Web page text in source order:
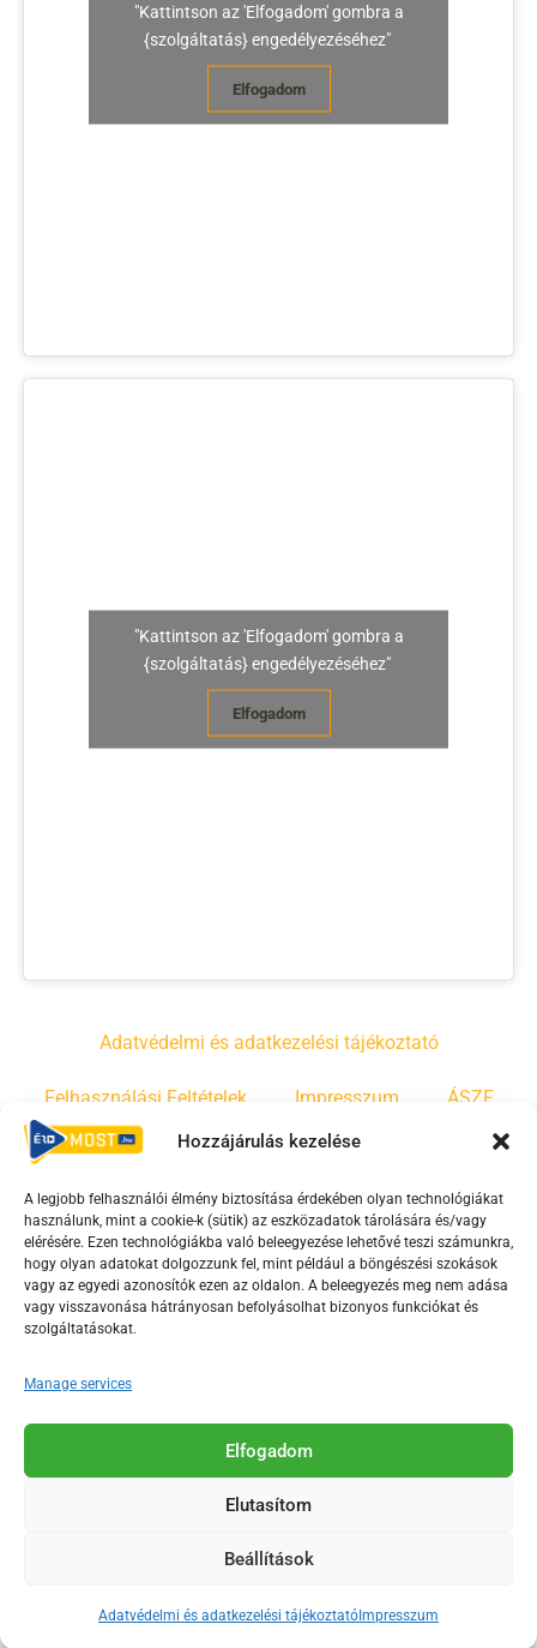
Hozzájárulás kezelése
A legjobb felhasználói élmény biztosítása érdekében olyan technológiákat
használunk, mint a cookie-k (sütik) az eszközadatok tárolására és/vagy
elérésére. Ezen technológiákba való beleegyezése lehetővé teszi számunkra,
hogy olyan adatokat dolgozzunk fel, mint például a böngészési szokások
vagy az egyedi azonosítók ezen az oldalon. A beleegyezés meg nem adása
vagy visszavonása hátrányosan befolyásolhat bizonyos funkciókat és
szolgáltatásokat.
Manage services
Elfogadom
Elutasítom
Beállítások
Adatvédelmi és adatkezelési tájékoztató Impresszum
"Kattintson az 'Elfogadom' gombra a
{szolgáltatás} engedélyezéséhez"
Elfogadom
"Kattintson az 'Elfogadom' gombra a
{szolgáltatás} engedélyezéséhez"
Elfogadom
Adatvédelmi és adatkezelési tájékoztató
Felhasználási Feltételek Impresszum ÁSZF
Irányelvek Moderálási szabályzat
F
a
c
e
o
o
-
Y
o
u
t
b
e
s
r
e
T
i
k
Az Érd Média médiaszolgáltatási tevékenységét a
Médiatanács a Magyar Média Mecenatúra program
2018-2026. © Minden jog fenntartva, Érd Megyei Jogú Város